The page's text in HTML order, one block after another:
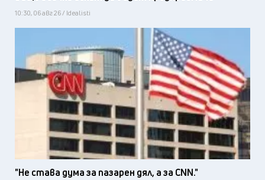
10:30, 06 авг 26 / Idealisti
"Не става дума за пазарен дял, а за CNN."